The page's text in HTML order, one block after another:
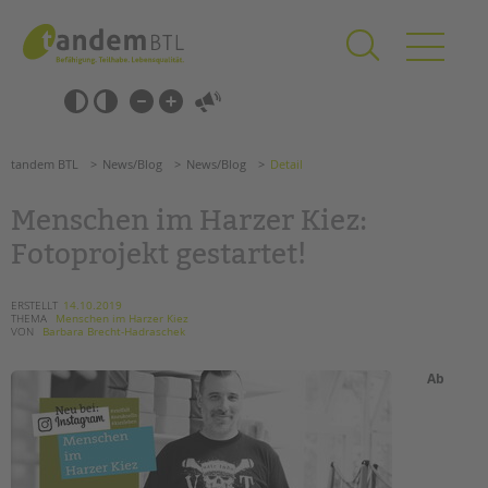
springen
Barrierefrei-
Einstellungen
überspringen
überspringen
SCHULE & GANZTAG
Grundschulen
Oberschulen
Förderzentren
EFöB
Schulbezogene Sozialarbeit
Tagesgruppen
HILFEN ZUR ERZIEHUNG
tandem BTL News/Blog News/Blog Detail
Menschen im Harzer Kiez:
Fotoprojekt gestartet!
ERSTELLT 14.10.2019
THEMA
Menschen im Harzer Kiez
VON
Barbara Brecht-Hadraschek
Ab